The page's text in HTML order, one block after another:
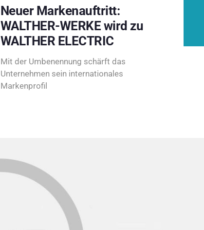
Neuer Markenauftritt:
WALTHER-WERKE wird zu
WALTHER ELECTRIC
Mit der Umbenennung schärft das
Unternehmen sein internationales
Markenprofil